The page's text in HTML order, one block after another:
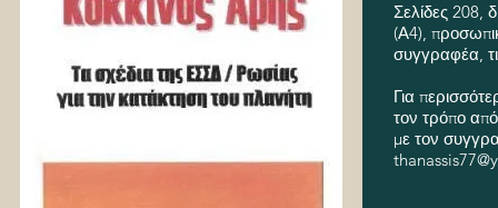
Σελίδες 208,
(Α4),
συγγραφέα,
Για
τον τρόπο
με τον